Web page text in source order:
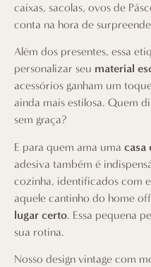
caixas, sacolas, ovos de
conta na hora de
Além dos presentes, essa
personalizar seu material
acessórios ganham um
ainda mais estilosa. Quem
sem graça?
E para quem ama uma casa
adesiva também é
cozinha, identificados com
aquele cantinho do home
lugar certo. Essa pequena
sua rotina.
Nosso design vintage com